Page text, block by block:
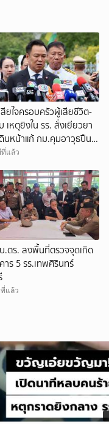
ยใจครอบครัวผู้เสียชีวิต-
เหตุยิงใน รร. สั่งเยียวยา
ดินหน้าแก้ กม.คุมอาวุธปืน ชี้
งต้องร่วมรับผิดชอบ
แล้ว
.ตร. ลงพื้นที่ตรวจจุดเกิด
าร 5 รร.เทพศิรินทร์
แล้ว